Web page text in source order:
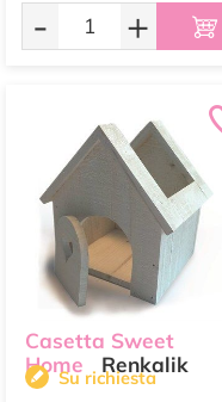
- +
Casetta Sweet
Home
Renkalik
Su richiesta